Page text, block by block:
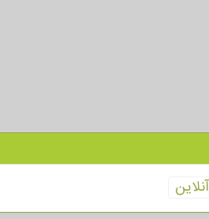
آنلاین